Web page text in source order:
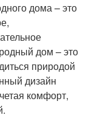
дома – это
дом – это
природой
дизайн
комфорт,